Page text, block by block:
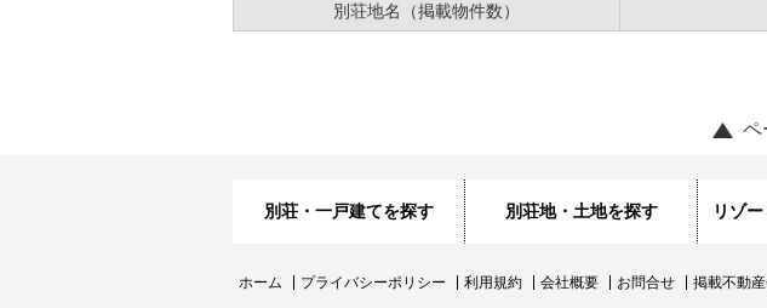
別荘地名 （掲載物件数）
ペ
別荘・一戸建てを探す 別荘地・土地を探す リゾ
ホーム プライバシーポリシー 利用規約 会社概要 お問合せ 掲載不動